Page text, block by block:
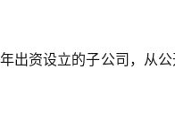
出资设立的子公司，从